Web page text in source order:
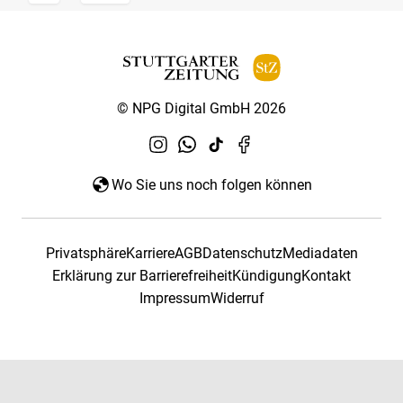
© NPG Digital GmbH 2026
Wo Sie uns noch folgen können
PrivatsphäreKarriereAGBDatenschutzMediadaten
Erklärung zur BarrierefreiheitKündigungKontakt
ImpressumWiderruf